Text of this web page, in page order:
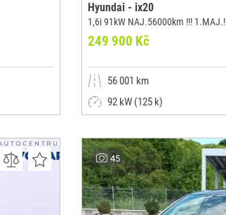
(0x)
Hyundai - ix20
1,6i 91kW NAJ.56000km !!! 1.MAJ.!
249 900 Kč
56 001 km
92 kW (125 k)
DUO plus, spol.s.r.o.
Praha 3 - Žižkov
45